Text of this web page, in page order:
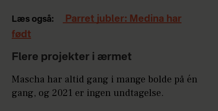
Læs også:
Parret jubler: Medina har
født
Flere projekter i ærmet
Mascha har altid gang i mange bolde på én
gang, og 2021 er ingen undtagelse.